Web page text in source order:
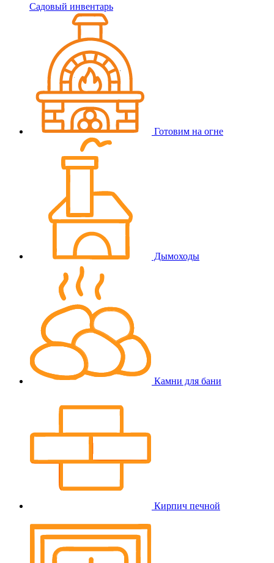
Садовый инвентарь
Готовим на огне
Дымоходы
Камни для бани
Кирпич печной